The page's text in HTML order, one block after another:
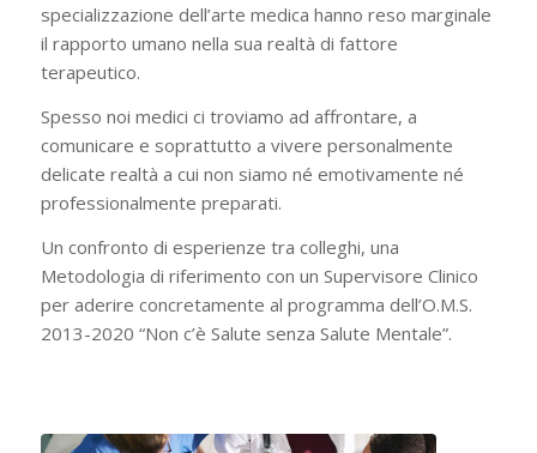
specializzazione dell’arte medica hanno reso marginale
il rapporto umano nella sua realtà di fattore
terapeutico.
Spesso noi medici ci troviamo ad affrontare, a
comunicare e soprattutto a vivere personalmente
delicate realtà a cui non siamo né emotivamente né
professionalmente preparati.
Un confronto di esperienze tra colleghi, una
Metodologia di riferimento con un Supervisore Clinico
per aderire concretamente al programma dell’O.M.S.
2013-2020 “Non c’è Salute senza Salute Mentale”.